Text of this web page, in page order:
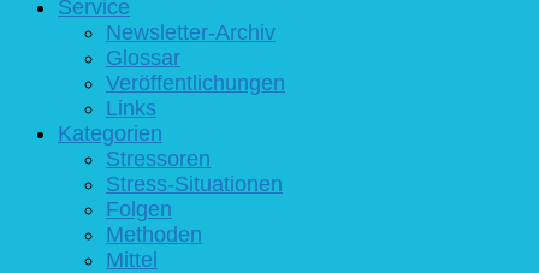
Service
Newsletter-Archiv
Glossar
Veröffentlichungen
Links
Kategorien
Stressoren
Stress-Situationen
Folgen
Methoden
Mittel